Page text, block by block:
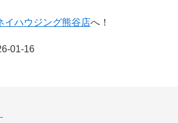
イハウジング熊谷店へ！
01-16